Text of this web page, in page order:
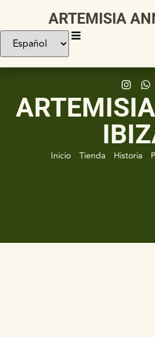
ARTEMISIA
Inicio Tienda Historia